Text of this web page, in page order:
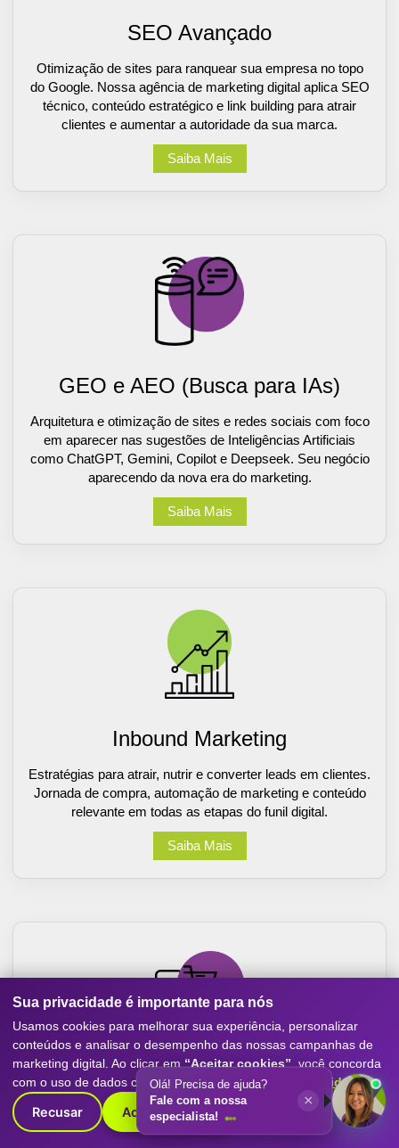
SEO Avançado
Otimização de sites para ranquear sua empresa no topo
do Google. Nossa agência de marketing digital aplica SEO
técnico, conteúdo estratégico e link building para atrair
clientes e aumentar a autoridade da sua marca.
Saiba Mais
GEO e AEO (Busca para IAs)
Arquitetura e otimização de sites e redes sociais com foco
em aparecer nas sugestões de Inteligências Artificiais
como ChatGPT, Gemini, Copilot e Deepseek. Seu negócio
aparecendo da nova era do marketing.
Saiba Mais
Inbound Marketing
Estratégias para atrair, nutrir e converter leads em clientes.
Jornada de compra, automação de marketing e conteúdo
relevante em todas as etapas do funil digital.
Saiba Mais
Sites e Ecommerce
Criação de sites otimizados para conversão, com
experiência mobile-first, SEO e performance. Destaque
Sua privacidade é importante para nós
Usamos cookies para melhorar sua experiência, personalizar
conteúdos e analisar o desempenho das nossas campanhas de
marketing digital. Ao clicar em “Aceitar cookies” , você concorda
com o uso de dados conforme nossaPolítica de Privacidade.
Recusar Aceitar cookies
Olá! Precisa de ajuda?
Fale com a nossa
especialista!
×